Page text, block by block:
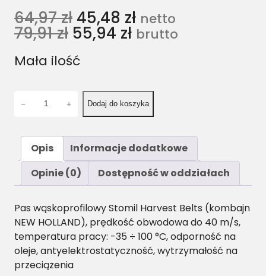
64,97zł 45,48 zł netto
79,91zł 55,94 zł brutto
Mała ilość
P
/
H
-
2
3
− + Dodaj do koszyka
Opis
Informacje dodatkowe
Opinie (0)
Dostępność w oddziałach
Pas wąskoprofilowy Stomil Harvest Belts (kombajn
NEW HOLLAND), prędkość obwodowa do 40 m/s,
temperatura pracy: -35 ÷ 100 °C, odporność na
oleje, antyelektrostatyczność, wytrzymałość na
przeciążenia